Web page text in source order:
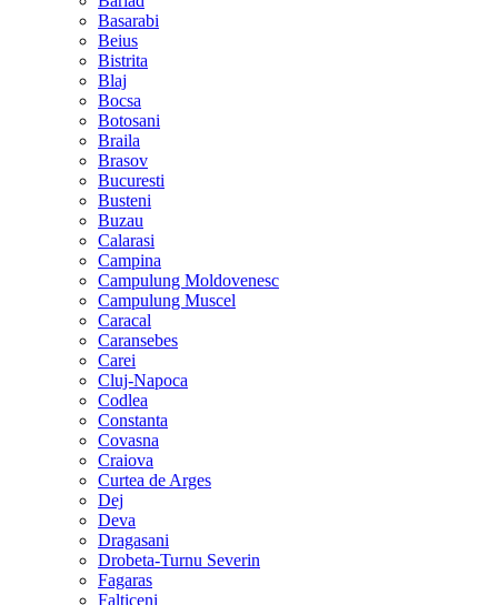
Basarabi
Beius
Bistrita
Blaj
Bocsa
Botosani
Braila
Brasov
Bucuresti
Busteni
Buzau
Calarasi
Campina
Campulung Moldovenesc
Campulung Muscel
Caracal
Caransebes
Carei
Cluj-Napoca
Codlea
Constanta
Covasna
Craiova
Curtea de Arges
Dej
Deva
Dragasani
Drobeta-Turnu Severin
Fagaras
Falticeni